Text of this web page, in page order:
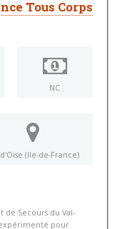
Tous Corps
NC
(Ile-de-France)
de Secours du Val-
expérimenté pour